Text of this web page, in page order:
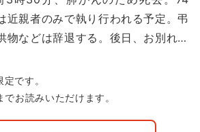
近親者のみで執り行われる予定。弔
物などは辞退する。後日、お別れ…
です。
お読みいただけます。